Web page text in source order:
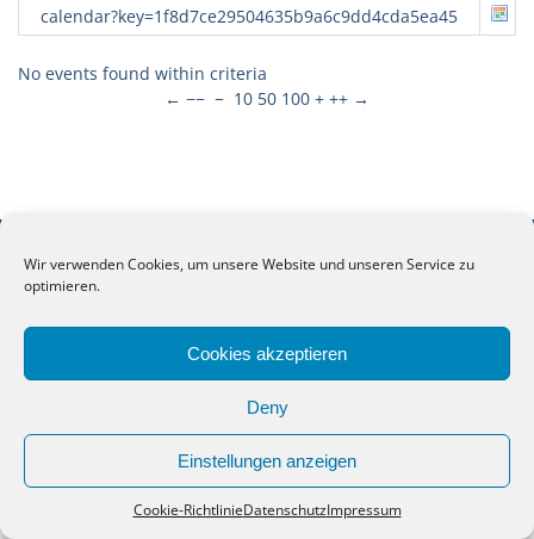
Wir verwenden Cookies, um unsere Website und unseren Service zu
optimieren.
Cookies akzeptieren
Deny
Einstellungen anzeigen
Cookie-RichtlinieDatenschutzImpressum
calendar?key=1f8d7ce29504635b9a6c9dd4cda5ea45
No events found within criteria
← −− − 10 50 100 + ++ →
Copyright. Alle Rechte vorbehalten.